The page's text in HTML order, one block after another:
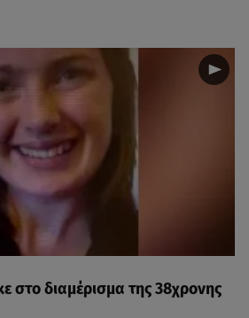
στο διαμέρισμα της 38χρονης